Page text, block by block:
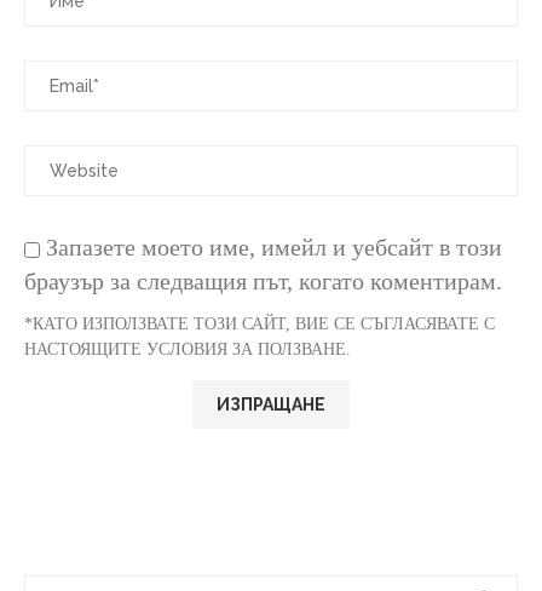
Запазете моето име, имейл и уебсайт в този
браузър за следващия път, когато коментирам.
*КАТО ИЗПОЛЗВАТЕ ТОЗИ САЙТ, ВИЕ СЕ СЪГЛАСЯВАТЕ С
НАСТОЯЩИТЕ УСЛОВИЯ ЗА ПОЛЗВАНЕ.